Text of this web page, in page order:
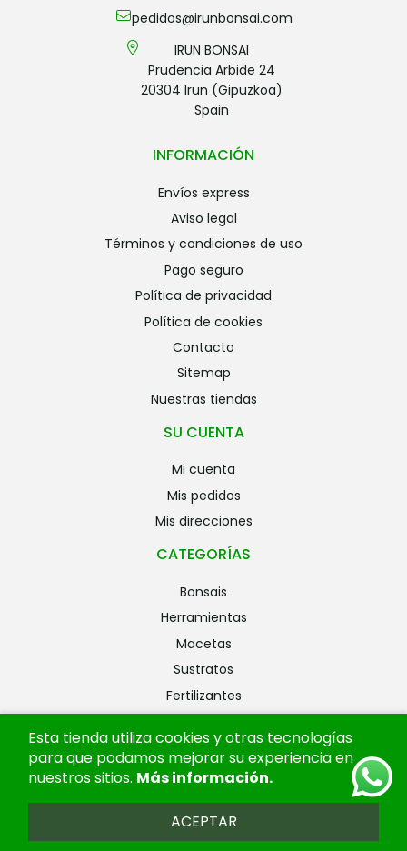
pedidos@irunbonsai.com
IRUN BONSAI
Prudencia Arbide 24
20304 Irun (Gipuzkoa)
Spain
INFORMACIÓN
envíos express
aviso legal
términos y condiciones de uso
pago seguro
política de privacidad
política de cookies
contacto
sitemap
nuestras tiendas
SU CUENTA
mi cuenta
mis pedidos
mis direcciones
CATEGORÍAS
bonsais
herramientas
macetas
sustratos
fertilizantes
alambres
ofertas
Esta tienda utiliza cookies y otras tecnologías
para que podamos mejorar su experiencia en
nuestros sitios. Más información.
ACEPTAR